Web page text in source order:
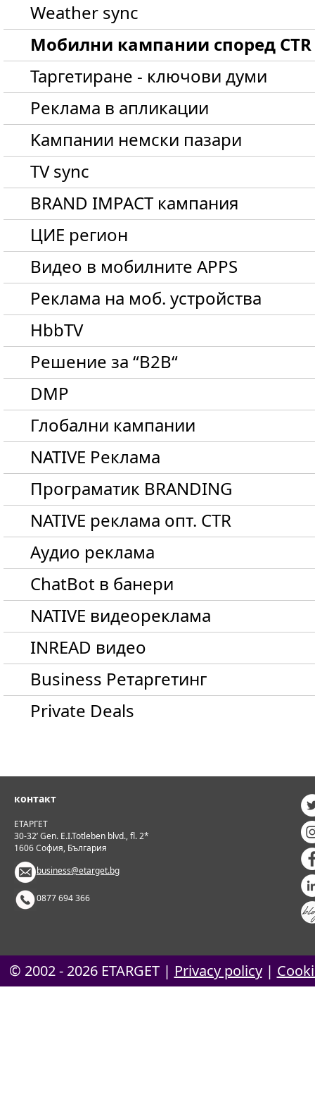
Weather sync
Мобилни кампании според CTR
Таргетиране - ключови думи
Реклама в апликации
Kампании немски пазари
TV sync
BRAND IMPACT кампания
ЦИЕ регион
Видео в мобилните APPS
Реклама на моб. устройства
HbbTV
Решение за “B2B“
DMP
Глобални кампании
NATIVE Реклама
Програматик BRANDING
NATIVE реклама опт. CTR
Aудио реклама
ChatBot в банери
NATIVE видеореклама
INREAD видео
Business Ретаргетинг
Private Deals
контакт
ЕТАРГЕТ
30-32’ Gen. E.I.Totleben blvd., fl. 2*
1606 София, България
business@etarget.bg
0877 694 366
© 2002 - 2026 ETARGET| Privacy policy|